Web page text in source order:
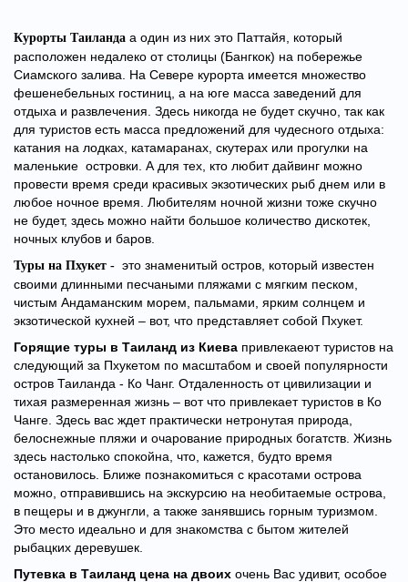
Курорты Таиланда а один из них это Паттайя, который
расположен недалеко от столицы (Бангкок) на побережье
Сиамского залива. На Севере курорта имеется множество
фешенебельных гостиниц, а на юге масса заведений для
отдыха и развлечения. Здесь никогда не будет скучно, так как
для туристов есть масса предложений для чудесного отдыха:
катания на лодках, катамаранах, скутерах или прогулки на
маленькие островки. А для тех, кто любит дайвинг можно
провести время среди красивых экзотических рыб днем или в
любое ночное время. Любителям ночной жизни тоже скучно
не будет, здесь можно найти большое количество дискотек,
ночных клубов и баров.
Туры на Пхукет - это знаменитый остров, который известен
своими длинными песчаными пляжами с мягким песком,
чистым Андаманским морем, пальмами, ярким солнцем и
экзотической кухней – вот, что представляет собой Пхукет.
Горящие туры в Таиланд из Киева привлекаеют туристов на
следующий за Пхукетом по масштабом и своей популярности
остров Таиланда - Ко Чанг. Отдаленность от цивилизации и
тихая размеренная жизнь – вот что привлекает туристов в Ко
Чанге. Здесь вас ждет практически нетронутая природа,
белоснежные пляжи и очарование природных богатств. Жизнь
здесь настолько спокойна, что, кажется, будто время
остановилось. Ближе познакомиться с красотами острова
можно, отправившись на экскурсию на необитаемые острова,
в пещеры и в джунгли, а также занявшись горным туризмом.
Это место идеально и для знакомства с бытом жителей
рыбацких деревушек.
Путевка в Таиланд цена на двоих очень Вас удивит, особое